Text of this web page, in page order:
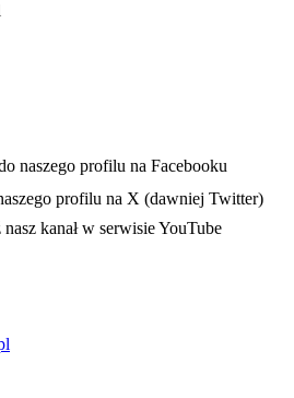
się w nowej karcie
naszego profilu na Facebooku
profilu na X (dawniej Twitter)
się w nowej karcie
kanał w serwisie YouTube